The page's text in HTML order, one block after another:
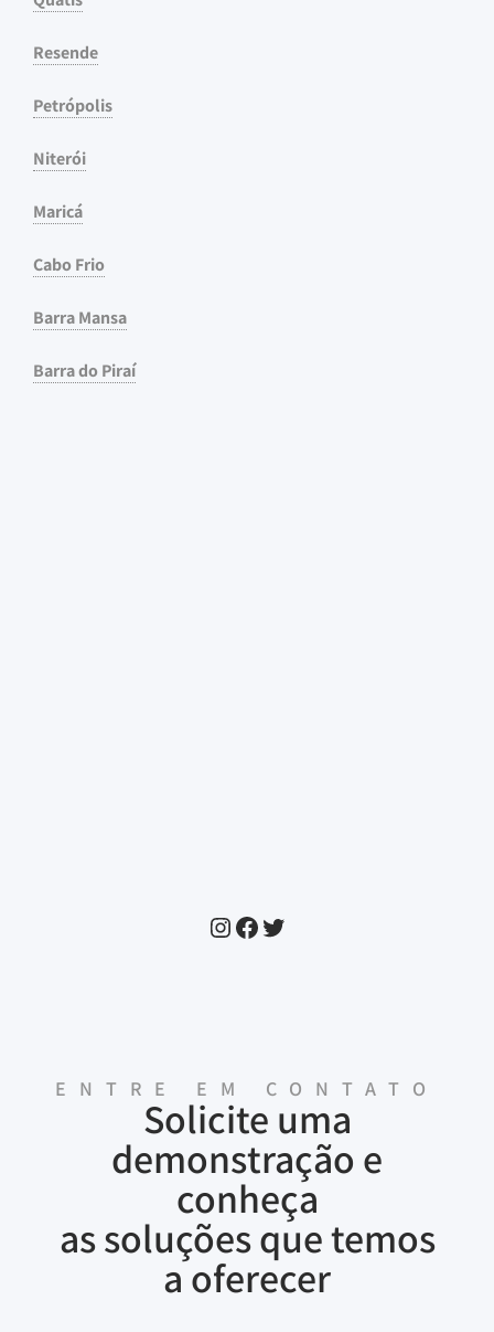
Resende
Petrópolis
Niterói
Maricá
Cabo Frio
Barra Mansa
Barra do Piraí
ENTRE EM CONTATO
Solicite uma
demonstração e
conheça
as soluções que temos
a oferecer